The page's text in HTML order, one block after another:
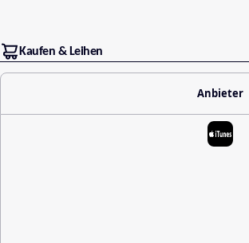
Kaufen & Leihen
Anbieter